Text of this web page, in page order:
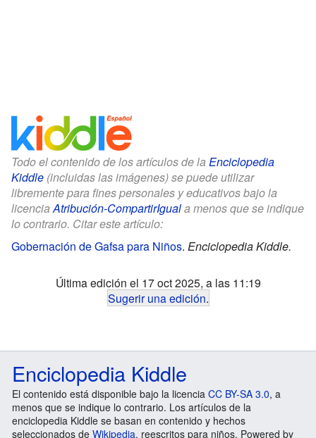
Todo el contenido de los artículos de la Enciclopedia
Kiddle (incluidas las imágenes) se puede utilizar
libremente para fines personales y educativos bajo la
licenciaAtribución-CompartirIguala menos que se indique
lo contrario. Citar este artículo:
Gobernación de Gafsa para Niños. Enciclopedia Kiddle.
Última edición el 17 oct 2025, a las 11:19
Sugerir una edición.
Enciclopedia Kiddle
El contenido está disponible bajo la licencia CC BY-SA 3.0, a
menos que se indique lo contrario. Los artículos de la
enciclopedia Kiddle se basan en contenido y hechos
seleccionados de Wikipedia, reescritos para niños. Powered by